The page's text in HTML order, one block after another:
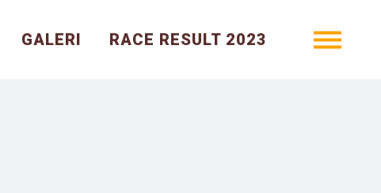
GALERI RACE RESULT 2023